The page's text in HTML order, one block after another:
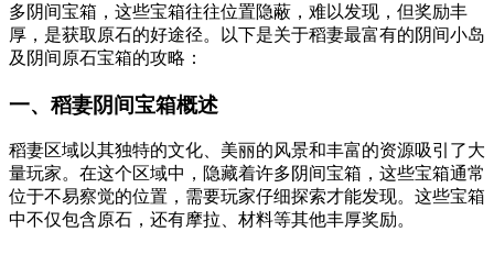
多阴间宝箱，这些宝箱往往位置隐蔽，难以发现，但奖励丰
厚，是获取原石的好途径。以下是关于稻妻最富有的阴间小岛
及阴间原石宝箱的攻略：
一、稻妻阴间宝箱概述
稻妻区域以其独特的文化、美丽的风景和丰富的资源吸引了大
量玩家。在这个区域中，隐藏着许多阴间宝箱，这些宝箱通常
位于不易察觉的位置，需要玩家仔细探索才能发现。这些宝箱
中不仅包含原石，还有摩拉、材料等其他丰厚奖励。